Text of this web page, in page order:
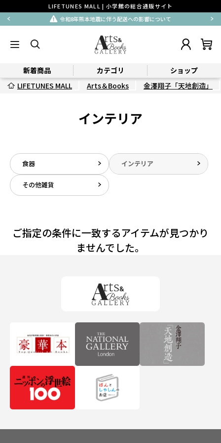
LIFETUNES MALL | 小学館の総合通販サイト
令和8年熊本地震に伴う配送への影響について
新着商品 カテゴリ
ショップ
LIFETUNES MALL
Arts＆Books 金澤翔子「天地創造」
インテリア
食器 インテリア
その他雑貨
ご指定の条件に一致するアイテムが見つかり
ませんでした。